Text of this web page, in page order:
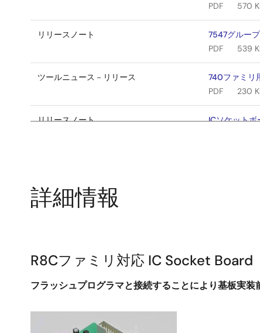
PDF
570
リリースノート
7547グルー
PDF
539
ツールニュース－リリース
740ファミリ
PDF
230
リリースノート
ICソケット
詳細情報
R8Cファミリ対応 IC Socket Board
フラッシュプログラマと接続することにより基板実